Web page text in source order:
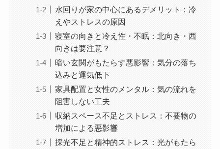
水回りが家の中心にあるデメリット：冷
えやストレスの原因
寝室の向きと冷え性・不眠：北向き・西
向きは要注意？
暗い玄関がもたらす悪影響：気分の落ち
込みと運気低下
家具配置と女性のメンタル：気の流れを
阻害しない工夫
収納スペース不足とストレス：不要物の
増加による悪影響
採光不足と精神的ストレス：光がもたら